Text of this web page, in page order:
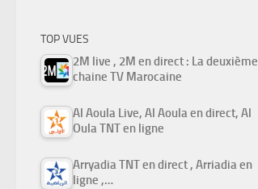
TOP VUES
2M live , 2M en direct : La deuxième
chaine TV Marocaine
Al Aoula Live, Al Aoula en direct, Al
Oula TNT en ligne
Arryadia TNT en direct , Arriadia en
ligne ,…